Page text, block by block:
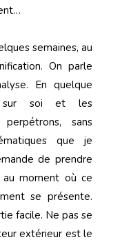
semaines, au
On parle
En quelque
sur soi et les
sans
que je
de prendre
au moment où ce
se présente.
facile. Ne pas se
extérieur est le